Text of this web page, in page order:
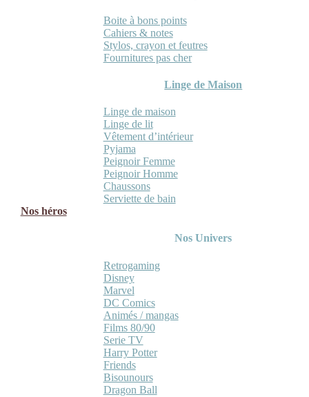
Boite à bons points
Cahiers & notes
Stylos, crayon et feutres
Fournitures pas cher
Linge de Maison
Linge de maison
Linge de lit
Vêtement d’intérieur
Pyjama
Peignoir Femme
Peignoir Homme
Chaussons
Serviette de bain
Nos héros
Nos Univers
Retrogaming
Disney
Marvel
DC Comics
Animés / mangas
Films 80/90
Serie TV
Harry Potter
Friends
Bisounours
Dragon Ball